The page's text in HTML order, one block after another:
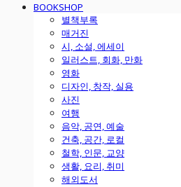
BOOKSHOP
별책부록
매거진
시, 소설, 에세이
일러스트, 회화, 만화
영화
디자인, 창작, 실용
사진
여행
음악, 공연, 예술
건축, 공간, 로컬
철학, 인문, 교양
생활, 요리, 취미
해외도서